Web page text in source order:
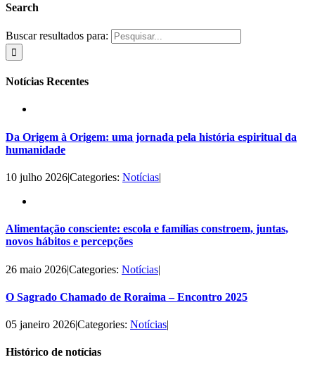
Search
Buscar resultados para:
Notícias Recentes
Da Origem à Origem: uma jornada pela história espiritual da
humanidade
10 julho 2026|Categories: Notícias|
Alimentação consciente: escola e famílias constroem, juntas,
novos hábitos e percepções
26 maio 2026|Categories: Notícias|
O Sagrado Chamado de Roraima – Encontro 2025
05 janeiro 2026|Categories: Notícias|
Histórico de notícias